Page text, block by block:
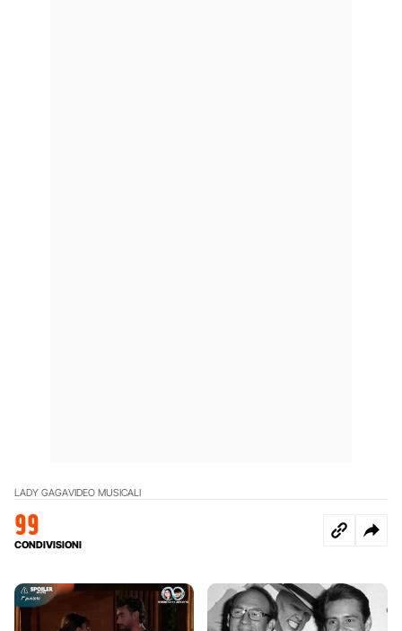
LADY GAGAVIDEO MUSICALI
99
CONDIVISIONI